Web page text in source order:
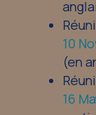
10
(en
16